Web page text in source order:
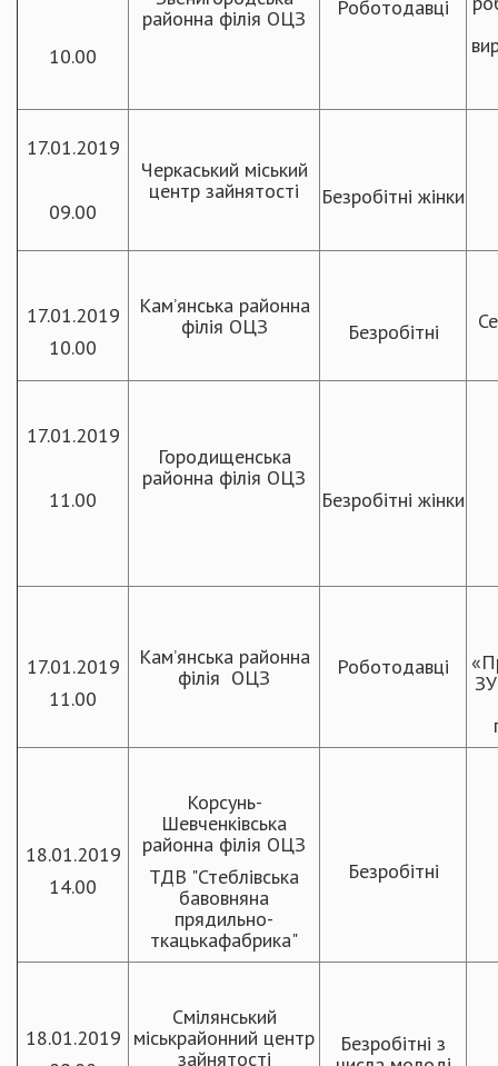
10.00
районна філія ОЦЗ
Роботодавці
17.01.2019
09.00
Черкаський міський
центр зайнятості
Безробітні жінки
17.01.2019
10.00
Кам’янська районна
філія ОЦЗ
Безробітні
17.01.2019
11.00
Городищенська
районна філія ОЦЗ
Безробітні жінки
17.01.2019
11.00
Кам’янська районна
філія ОЦЗ
Роботодавці
18.01.2019
14.00
Корсунь-
Шевченківська
районна філія ОЦЗ
ТДВ "Стеблівська
бавовняна
прядильно-
ткацькафабрика"
Безробітні
18.01.2019
Смілянський
міськрайонний центр
зайнятості
Безробітні з